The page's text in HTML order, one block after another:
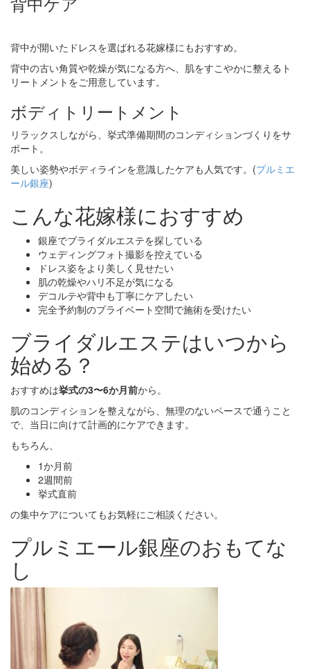
背中が開いたドレスを選ばれる花嫁様にもおすすめ。
背中の古い角質や乾燥が気になる方へ、肌をすこやかに整えるト
リートメントをご用意しています。
ボディトリートメント
リラックスしながら、挙式準備期間のコンディションづくりをサ
ポート。
美しい姿勢やボディラインを意識したケアも人気です。(プルミエ
ール銀座)
こんな花嫁様におすすめ
銀座でブライダルエステを探している
ウェディングフォト撮影を控えている
ドレス姿をより美しく見せたい
肌の乾燥やハリ不足が気になる
デコルテや背中も丁寧にケアしたい
完全予約制のプライベート空間で施術を受けたい
ブライダルエステはいつから
始める？
おすすめは挙式の3〜6か月前から。
肌のコンディションを整えながら、無理のないペースで通うこと
で、当日に向けて計画的にケアできます。
もちろん、
1か月前
2週間前
挙式直前
の集中ケアについてもお気軽にご相談ください。
プルミエール銀座のおもてな
し